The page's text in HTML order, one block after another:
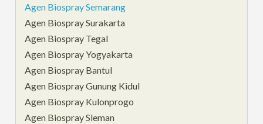
Agen Biospray Semarang
Agen Biospray Surakarta
Agen Biospray Tegal
Agen Biospray Yogyakarta
Agen Biospray Bantul
Agen Biospray Gunung Kidul
Agen Biospray Kulonprogo
Agen Biospray Sleman